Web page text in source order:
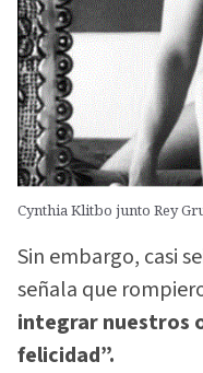
Cynthia Klitbo junto Rey
Sin embargo, casi
señala que
integrar nuestros
felicidad”.